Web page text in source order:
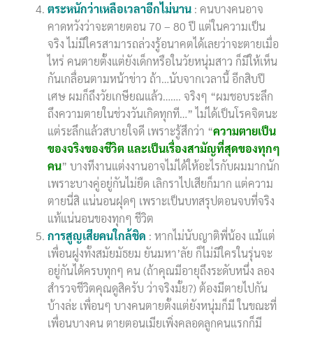
ตระหนักว่าเหลือเวลาอีกไม่นาน: คนบางคนอาจ
คาดหวังว่าจะตายตอน 70 – 80 ปี แต่ในความเป็น
จริง ไม่มีใครสามารถล่วงรู้อนาคตได้เลยว่าจะตายเมื่อ
ไหร่ คนตายตั้งแต่ยังเด็กหรือในวัยหนุ่มสาว ก็มีให้เห็น
กันเกลื่อนตามหน้าข่าว ถ้า…นับจากเวลานี้ อีกสิบปี
เศษ ผมก็ถึงวัยเกษียณแล้ว……. จริงๆ “ผมชอบระลึก
ถึงความตายในช่วงวันเกิดทุกที…” ไม่ได้เป็นโรคจิตนะ
แต่ระลึกแล้วสบายใจดี เพราะรู้สึกว่า “ความตายเป็น
ของจริงของชีวิต และเป็นเรื่องสามัญที่สุดของทุกๆ
คน” บางทีงานแต่งงานอาจไม่ได้ให้อะไรกับผมมากนัก
เพราะบางคู่อยู่กันไม่ยืด เลิกราไปเสียก็มาก แต่ความ
ตายนี่สิ แน่นอนฝุดๆ เพราะเป็นบทสรุปตอนจบที่จริง
แท้แน่นอนของทุกๆ ชีวิต
การสูญเสียคนใกล้ชิด : หากไม่นับญาติพี่น้อง แม้แต่
เพื่อนฝูงทั้งสมัยมัธยม ยันมหา’ลัย ก็ไม่มีใครในรุ่นจะ
อยู่กันได้ครบทุกๆ คน (ถ้าคุณมีอายุถึงระดับหนึ่ง ลอง
สำรวจชีวิตคุณดูสิครับ ว่าจริงมั้ย?) ต้องมีตายไปกัน
บ้างล่ะ เพื่อนๆ บางคนตายตั้งแต่ยังหนุ่มก็มี ในขณะที่
เพื่อนบางคน ตายตอนเมียเพิ่งคลอดลูกคนแรกก็มี